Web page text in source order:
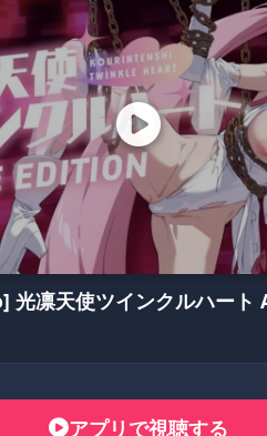
換密碼)
光凛天使ツインクルハート
アプリで視聴する